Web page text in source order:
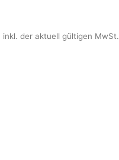
inkl. der aktuell gültigen MwSt.